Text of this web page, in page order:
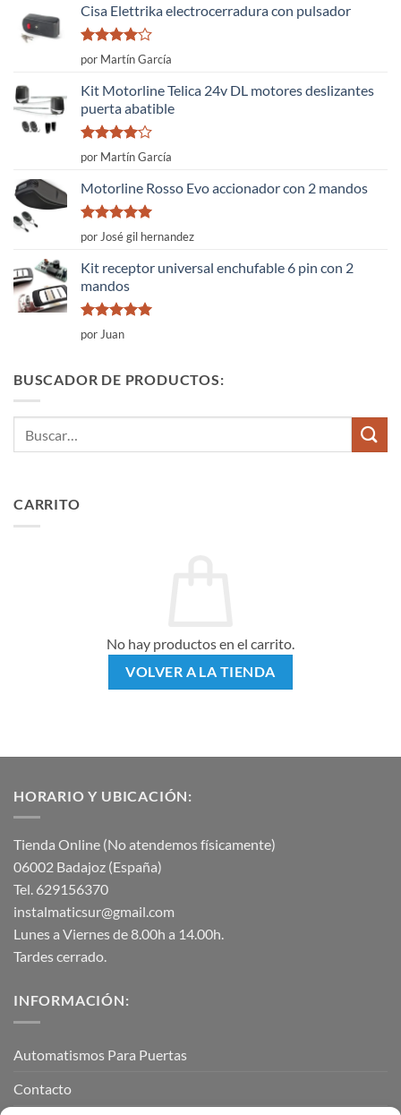
Cisa Elettrika electrocerradura con pulsador
Valorado
con
5
por Martín García
Kit Motorline Telica 24v DL motores deslizantes
puerta abatible
Valorado
con
5
por Martín García
Motorline Rosso Evo accionador con 2 mandos
Valorado
con
de 5
por José gil hernandez
Kit receptor universal enchufable 6 pin con 2
mandos
Valorado
con
por Juan
BUSCADOR DE PRODUCTOS:
CARRITO
No hay productos en el carrito.
VOLVER A LA TIENDA
HORARIO Y UBICACIÓN:
Tienda Online (No atendemos físicamente)
06002 Badajoz (España)
Tel. 629156370
instalmaticsur@gmail.com
Lunes a Viernes de 8.00h a 14.00h.
Tardes cerrado.
INFORMACIÓN:
Automatismos Para Puertas
Contacto